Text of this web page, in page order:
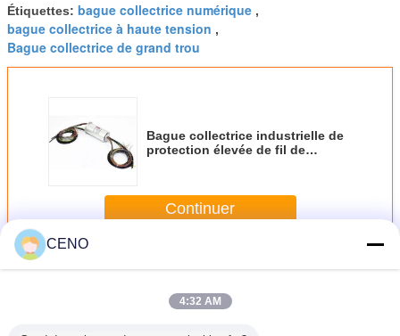
Étiquettes: bague collectrice numérique ,
bague collectrice à haute tension ,
Bague collectrice de grand trou
Bague collectrice industrielle de
protection élevée de fil de
Continuer
PlusBague collectrice industrielle
CENO
4:32 AM